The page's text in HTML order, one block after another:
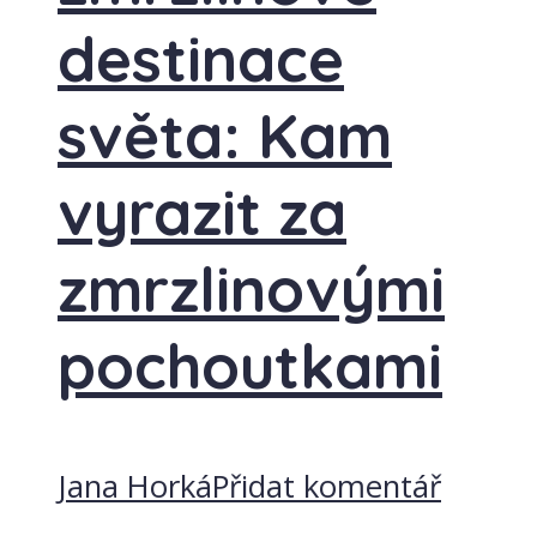
destinace
světa: Kam
vyrazit za
zmrzlinovými
pochoutkami
Jana HorkáPřidat komentář